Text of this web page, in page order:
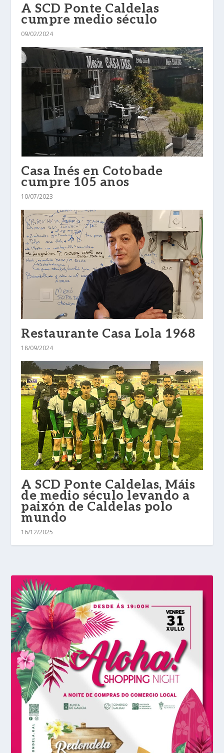
A SCD Ponte Caldelas
cumpre medio século
09/02/2024
Casa Inés en Cotobade
cumpre 105 anos
10/07/2023
Restaurante Casa Lola 1968
18/09/2024
A SCD Ponte Caldelas, Máis
de medio século levando a
paixón de Caldelas polo
mundo
16/12/2025